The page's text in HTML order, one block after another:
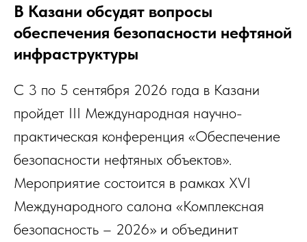
В Казани обсудят вопросы
обеспечения безопасности нефтяной
инфраструктуры
С 3 по 5 сентября 2026 года в Казани
пройдет III Международная научно-
практическая конференция «Обеспечение
безопасности нефтяных объектов».
Мероприятие состоится в рамках XVI
Международного салона «Комплексная
безопасность – 2026» и объединит